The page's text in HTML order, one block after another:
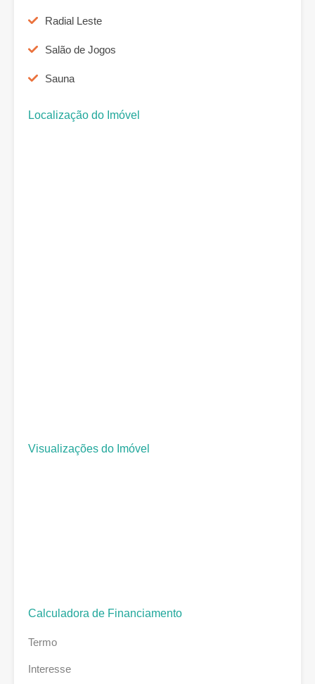
Radial Leste
Salão de Jogos
Sauna
Localização do Imóvel
Visualizações do Imóvel
Calculadora de Financiamento
Termo
Interesse